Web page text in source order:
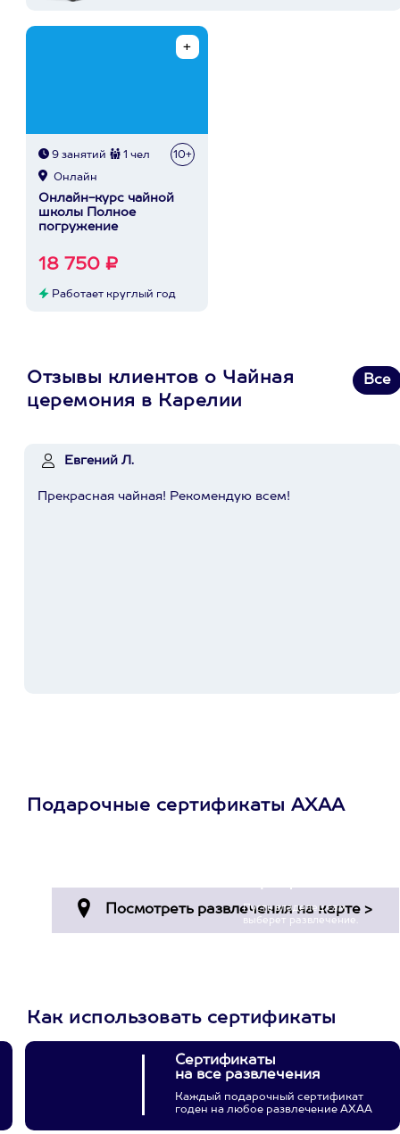
9 занятий 1 чел 10+
Онлайн
Онлайн-курс чайной
школы Полное
погружение
18 750 ₽
Работает круглый год
Отзывы клиентов о Чайная
церемония в Карелии
Все
Евгений Л.
Прекрасная чайная! Рекомендую всем!
Подарочные сертификаты АХАА
Пусть владелец сам
выберет развлечение.
Как использовать сертификаты
Сертификаты
на все развлечения
Каждый подарочный сертификат
годен на любое развлечение АХАА